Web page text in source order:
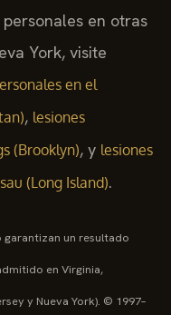
en otras
York, visite
en el
, lesiones
(Brooklyn), y lesiones
(Long Island).
garantizan un resultado
en Virginia,
y Nueva York). © 1997–